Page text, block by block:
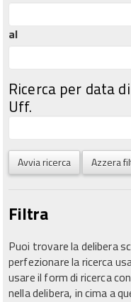
al
Ricerca per data
Uff.
Avvia ricerca Azzera
Filtra
Puoi trovare la delibera
perfezionare la ricerca
usare il form di ricerca
nella delibera, in cima a